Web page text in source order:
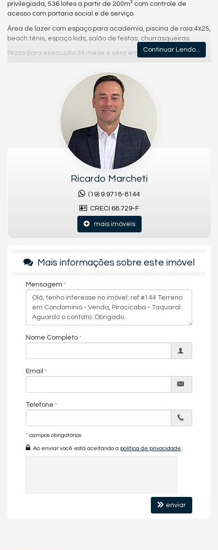
privilegiada, 536 lotes a partir de 200m² com controle de
acesso com portaria social e de serviço.
Área de lazer com espaço para academia, piscina de raia 4x25,
beach tênis, espaço kids, salão de festas, churrasqueiras.
Prazo para execução 24 mese e será entregue com toda infra
estrutura.
Consulte conosco as opções de financiamento direto pela
Características do Empreendimento
Avenida Charles Wesley (C T UNIMEP)
Taquaral
Continuar Lendo...
Ricardo Marcheti
(19) 9.9718-8144
CRECI 68.729-F
mais imóveis
Mais informações sobre este imóvel
Mensagem
Nome Completo
Email
Telefone
* campos obrigatórios
Ao enviar você está aceitando a política de privacidade
enviar